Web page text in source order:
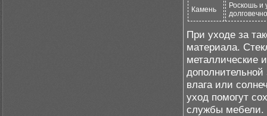
Камень
Роскошь и
При уходе за
материала.
металлические
влага или
уход помогут
службы мебели.